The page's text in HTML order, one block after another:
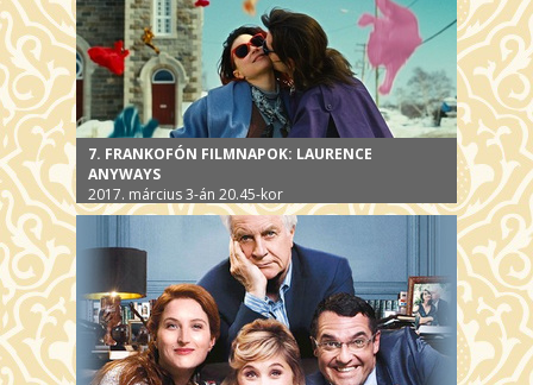
7. FRANKOFÓN FILMNAPOK: LAURENCE
ANYWAYS
2017. március 3-án 20.45-kor